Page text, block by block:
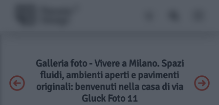
Galleria foto - Vivere a Milano. Spazi
fluidi, ambienti aperti e pavimenti
originali: benvenuti nella casa di via
Gluck Foto 11